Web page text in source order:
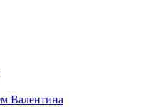
Валентина